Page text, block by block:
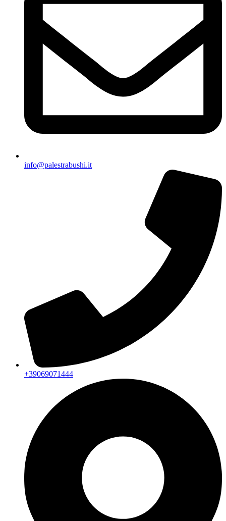
info@palestrabushi.it
+39069071444